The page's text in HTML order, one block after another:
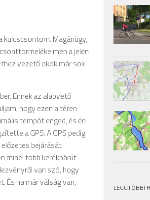
Magánügy,
a jelen
vezető okok már sok
Ennek az alapvető
hogy ezen a téren
tempót enged, és én
a GPS. A GPS pedig
bejárását
minél több kerékpárút
van szó, hogy
És ha már válság van,
LEGUTÓBBI